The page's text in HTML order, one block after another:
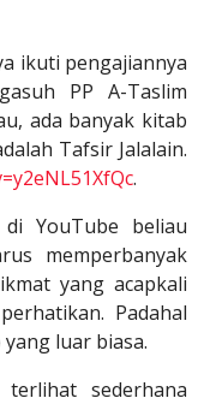
ikuti pengajiannya
PP A-Taslim
ada banyak kitab
Tafsir Jalalain.
.
YouTube beliau
memperbanyak
yang acapkali
Padahal
luar biasa.
terlihatsederhana